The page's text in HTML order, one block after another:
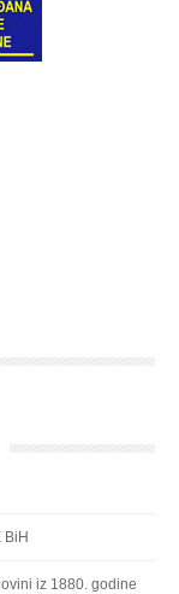
BiH
iz 1880. godine